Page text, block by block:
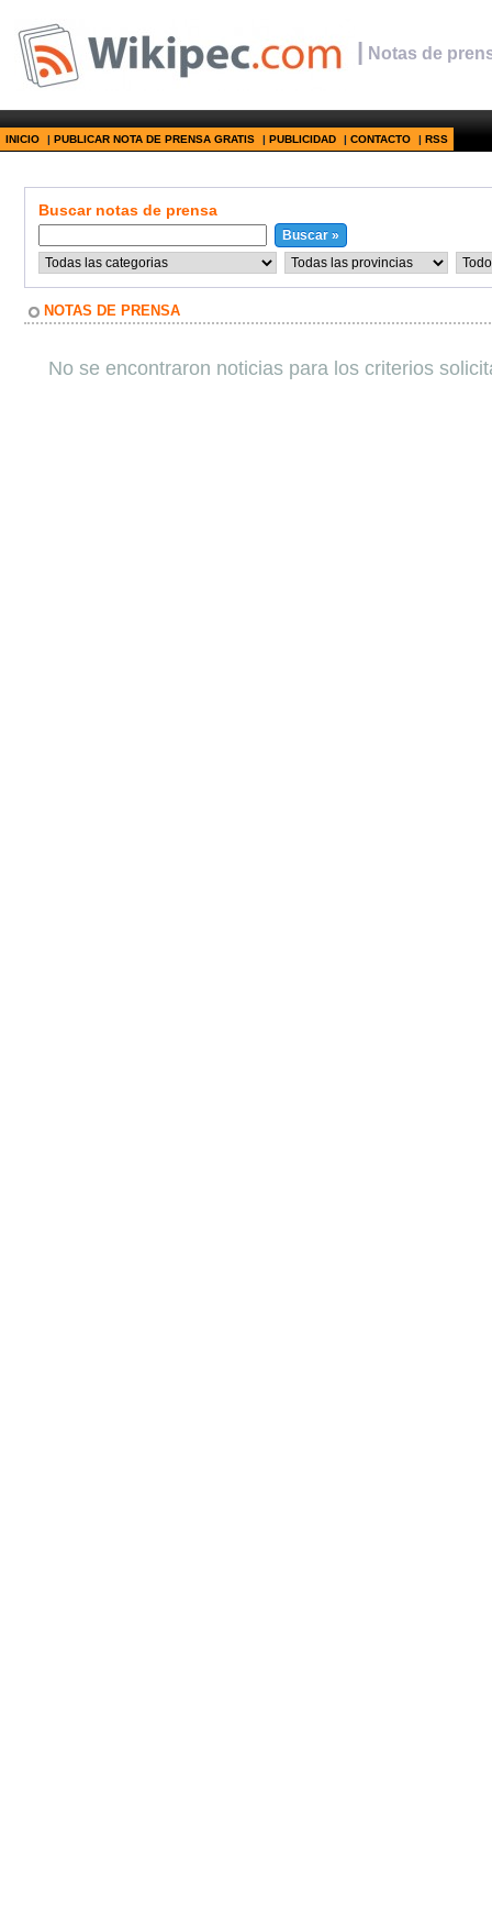
| Notas de
INICIO | PUBLICAR NOTA DE PRENSA GRATIS | PUBLICIDAD | CONTACTO | RSS
Buscar notas de prensa
NOTAS DE PRENSA
No se encontraron noticias para los criterios